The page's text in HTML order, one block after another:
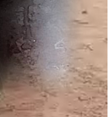
Dschang du 17 au 27